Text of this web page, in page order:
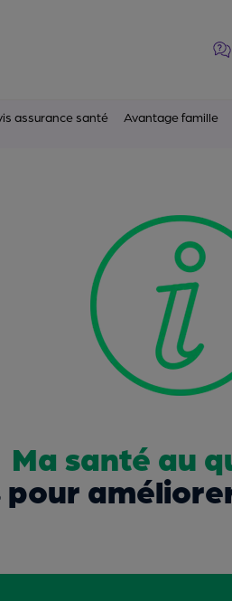
assurance santé Avantage famille
Ma santé au
pour